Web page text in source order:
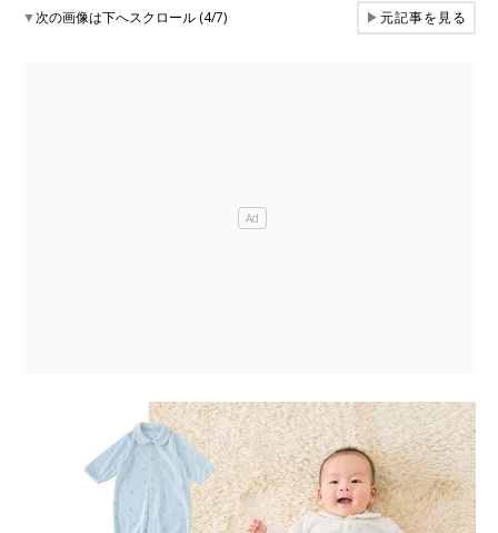
▼次の画像は下へスクロール (4/7) ▶元記事を見る